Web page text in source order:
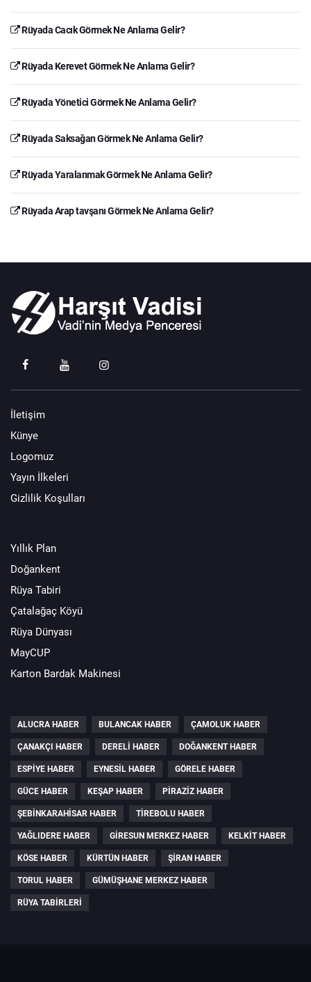
Rüyada Cacık Görmek Ne Anlama Gelir?
Rüyada Kerevet Görmek Ne Anlama Gelir?
Rüyada Yönetici Görmek Ne Anlama Gelir?
Rüyada Saksağan Görmek Ne Anlama Gelir?
Rüyada Yaralanmak Görmek Ne Anlama Gelir?
Rüyada Arap tavşanı Görmek Ne Anlama Gelir?
İletişim
Künye
Logomuz
Yayın İlkeleri
Gizlilik Koşulları
Yıllık Plan
Doğankent
Rüya Tabiri
Çatalağaç Köyü
Rüya Dünyası
MayCUP
Karton Bardak Makinesi
ALUCRA HABER BULANCAK HABER ÇAMOLUK HABER
ÇANAKÇI HABER DERELI HABER DOĞANKENT HABER
ESPIYE HABER EYNESIL HABER GÖRELE HABER
GÜCE HABER KEŞAP HABER PIRAZIZ HABER
ŞEBINKARAHISAR HABER TIREBOLU HABER
YAĞLIDERE HABER GIRESUN MERKEZ HABER KELKIT HABER
KÖSE HABER KÜRTÜN HABER ŞIRAN HABER
TORUL HABER GÜMÜŞHANE MERKEZ HABER
RÜYA TABIRLERI